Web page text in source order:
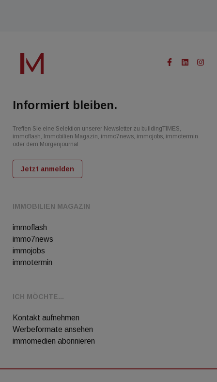
IMMOBILIEN MAGAZIN
immoflash
immo7news
immojobs
immotermin
ICH MÖCHTE...
Kontakt aufnehmen
Werbeformate ansehen
immomedien abonnieren
Informiert bleiben.
Treffen Sie eine Selektion unserer Newsletter zu buildingTIMES,
immoflash, Immobilien Magazin, immo7news, immojobs, immotermin
oder dem Morgenjournal
Jetzt anmelden